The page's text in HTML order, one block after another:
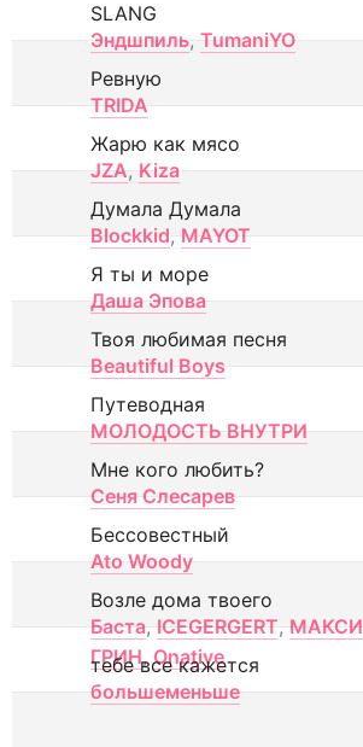
SLANG
Эндшпиль, TumaniYO
Ревную
TRIDA
Жарю как мясо
JZA, Kiza
Думала Думала
Blockkid, MAYOT
Я ты и море
Даша Эпова
Твоя любимая песня
Beautiful Boys
Путеводная
МОЛОДОСТЬ ВНУТРИ
Мне кого любить?
Сеня Слесарев
Бессовестный
Ato Woody
Возле дома твоего
Баста, ICEGERGERT, МАКСИ
ГРИН, Onative
тебе все кажется
большеменьше